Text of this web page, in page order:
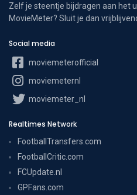
Zelf je steentje bijdragen aan het
MovieMeter? Sluit je dan
Social media
moviemeterofficial
moviemeternl
moviemeter_nl
Realtimes Network
FootballTransfers.com
FootballCritic.com
FCUpdate.nl
GPFans.com